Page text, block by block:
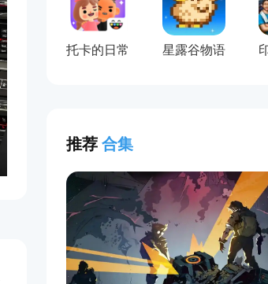
托卡的日常
星露谷物语
推荐 合集